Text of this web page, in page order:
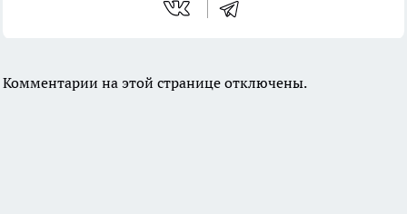
Комментарии на этой странице отключены.